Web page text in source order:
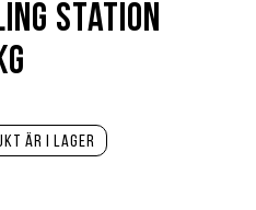
är i lager
Station